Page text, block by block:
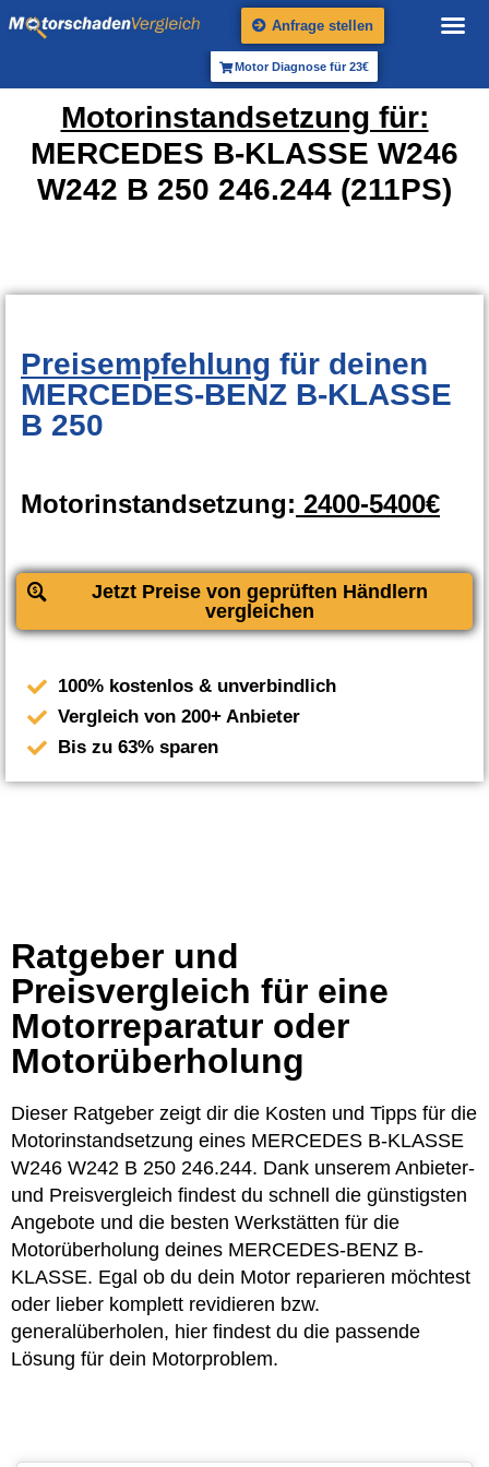
Anfrage stellen
Motor Diagnose für 23€
Motorinstandsetzung für:
MERCEDES B-KLASSE W246
W242 B 250 246.244 (211PS)
Preisempfehlung für deinen
MERCEDES-BENZ B-KLASSE
B 250
Motorinstandsetzung: 2400-5400€
Jetzt Preise von geprüften Händlern
vergleichen
100% kostenlos & unverbindlich
Vergleich von 200+ Anbieter
Bis zu 63% sparen
Ratgeber und
Preisvergleich für eine
Motorreparatur oder
Motorüberholung
Dieser Ratgeber zeigt dir die Kosten und Tipps für die
Motorinstandsetzung eines MERCEDES B-KLASSE
W246 W242 B 250 246.244. Dank unserem Anbieter-
und Preisvergleich findest du schnell die günstigsten
Angebote und die besten Werkstätten für die
Motorüberholung deines MERCEDES-BENZ B-
KLASSE. Egal ob du dein Motor reparieren möchtest
oder lieber komplett revidieren bzw.
generalüberholen, hier findest du die passende
Lösung für dein Motorproblem.